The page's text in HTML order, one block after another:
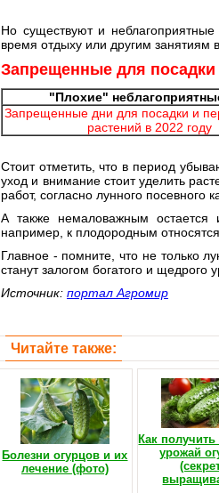
Но существуют и
время отдыху или другим занятиям
Запрещенные для посадки
"Плохие"
Запрещенные дни для посадки и
растений в 2022 году
Стоит отметить, что в период
уход и внимание стоит уделить
работ, согласно лунного посевного
А также немаловажным остается
например, к плодородным
Главное - помните, что не только
станут залогом богатого и щедрого
Источник: портал Агромир
Читайте также:
Болезни огурцов и их
лечение (фото)
Как
урожай